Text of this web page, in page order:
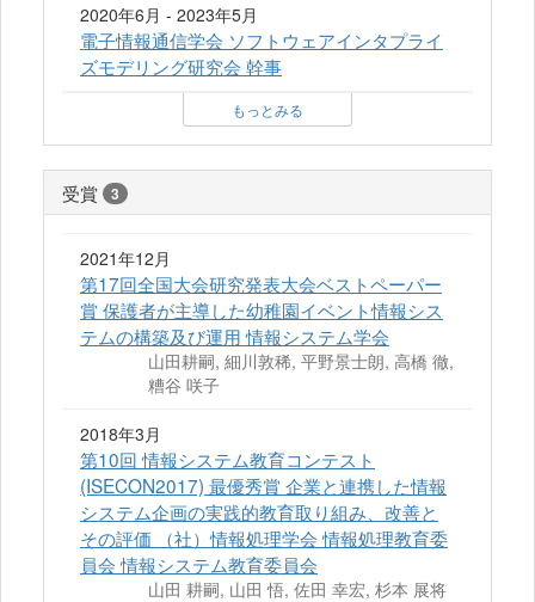
2020年6月 - 2023年5月
電子情報通信学会 ソフトウェアインタプライ
ズモデリング研究会 幹事
もっとみる
受賞 3
2021年12月
第17回全国大会研究発表大会ベストペーパー
賞 保護者が主導した幼稚園イベント情報シス
テムの構築及び運用 情報システム学会
山田耕嗣, 細川敦稀, 平野景士朗, 高橋 徹,
糟谷 咲子
2018年3月
第10回 情報システム教育コンテスト
(ISECON2017) 最優秀賞 企業と連携した情報
システム企画の実践的教育取り組み、改善と
その評価 （社）情報処理学会 情報処理教育委
員会 情報システム教育委員会
山田 耕嗣, 山田 悟, 佐田 幸宏, 杉本 展将